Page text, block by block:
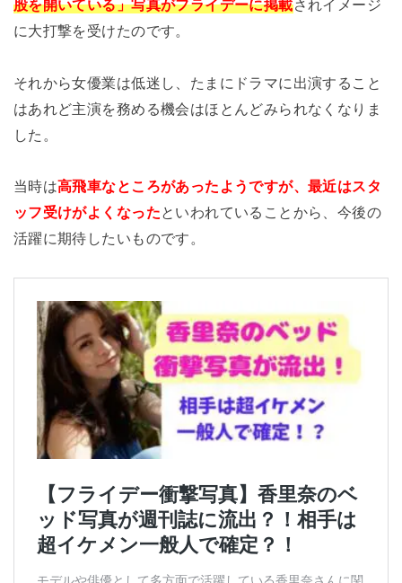
股を開いている」写真がフライデーに掲載されイメージ
に大打撃を受けたのです。
それから女優業は低迷し、たまにドラマに出演すること
はあれど主演を務める機会はほとんどみられなくなりま
した。
当時は高飛車なところがあったようですが、最近はスタ
ッフ受けがよくなったといわれていることから、今後の
活躍に期待したいものです。